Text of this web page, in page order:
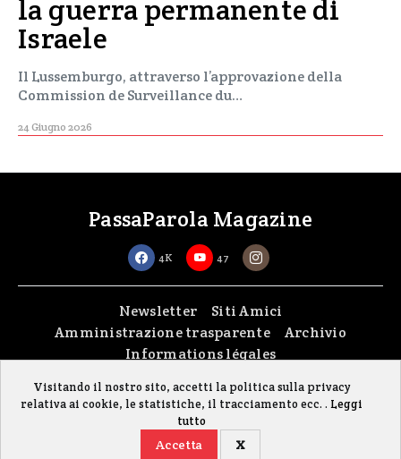
la guerra permanente di
Israele
Il Lussemburgo, attraverso l’approvazione della
Commission de Surveillance du…
24 Giugno 2026
PassaParola Magazine
4K 47
Newsletter
Siti Amici
Amministrazione trasparente
Archivio
Informations légales
Copyright © 2026passaparola asbl| Made with passion byfontana.lu
Il sito è stato realizzato grazie al contributo della FISC (Federazione Italiana
Visitando il nostro sito, accetti la politica sulla privacy
relativa ai cookie, le statistiche, il tracciamento ecc. . Leggi
tutto
Accetta X